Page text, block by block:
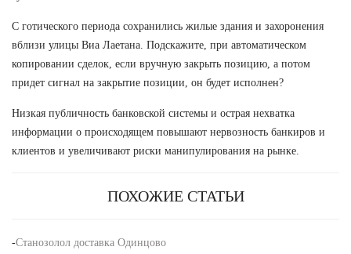
С готического периода сохранились жилые здания и захоронения
вблизи улицы Виа Лаетана. Подскажите, при автоматическом
копировании сделок, если вручную закрыть позицию, а потом
придет сигнал на закрытие позиции, он будет исполнен?
Низкая публичность банковской системы и острая нехватка
информации о происходящем повышают нервозность банкиров и
клиентов и увеличивают риски манипулирования на рынке.
ПОХОЖИЕ СТАТЬИ
-Станозолол доставка Одинцово